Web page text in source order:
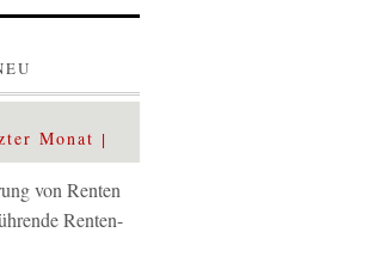
Monat
von Renten
Renten-